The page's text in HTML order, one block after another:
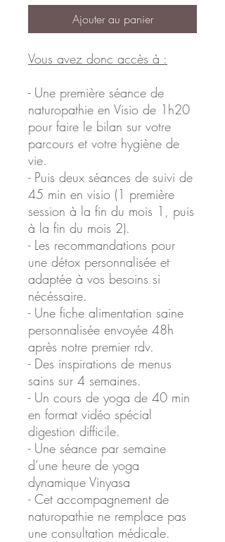
Ajouter au panier
Vous avez donc accès à :
- Une première séance de
naturopathie en Visio de 1h20
pour faire le bilan sur votre
parcours et votre hygiène de
vie.
- Puis deux séances de suivi de
45 min en visio (1 première
session à la fin du mois 1, puis
à la fin du mois 2).
- Les recommandations pour
une détox personnalisée et
adaptée à vos besoins si
nécéssaire.
- Une fiche alimentation saine
personnalisée envoyée 48h
après notre premier rdv.
- Des inspirations de menus
sains sur 4 semaines.
- Un cours de yoga de 40 min
en format vidéo spécial
digestion difficile.
- Une séance par semaine
d’une heure de yoga
dynamique Vinyasa
- Cet accompagnement de
naturopathie ne remplace pas
une consultation médicale.